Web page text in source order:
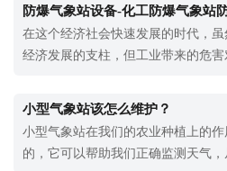
测项目是需要根据自己的需求进行
合手持气象站具有多种扩展功能，方
防爆气象站设备-化工防爆气象站
在这个经济社会快速发展的时代，虽
经济发展的支柱，但工业带来的危
速度可以快一倍多。这样，热量和火
速传播，火灾装置迅速升温，相邻
迅速加热，造成点燃和爆炸的危险，
小型气象站该怎么维护？
小型气象站在我们的农业种植上的
的，它可以帮助我们正确监测天气，